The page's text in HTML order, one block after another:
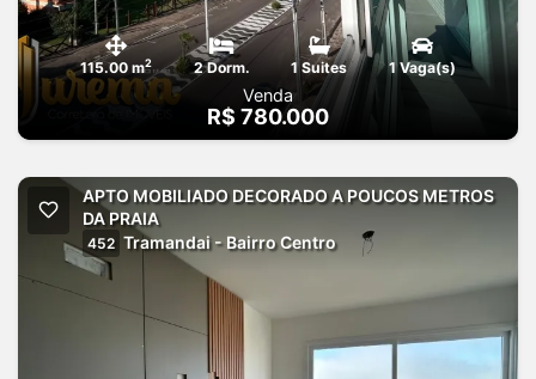
115.00 m2 2 Dorm. 1 Suites 1 Vaga(s)
Venda
R$ 780.000
APTO MOBILIADO DECORADO A POUCOS METROS
DA PRAIA
452 Tramandai - Bairro Centro